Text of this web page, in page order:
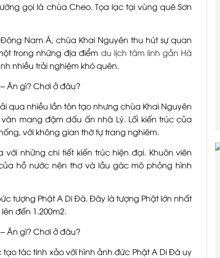
gọi là chùa Cheo. Tọa lạc tại vùng quê Sơn
Nam Á, chùa Khai Nguyên thu hút sự quan
trong những địa điểm du lịch tâm linh gần Hà
nhiều trải nghiệm khó quên.
qua nhiều lần tôn tạo nhưng chùa Khai Nguyên
mang đậm dấu ấn nhà Lý. Lối kiến trúc của
với không gian thờ tự trang nghiêm.
những chi tiết kiến trúc hiện đại. Khuôn viên
hồ nước nên thơ và lầu gác mô phỏng hình
tượng Phật A Di Đà. Đây là tượng Phật lớn nhất
đến 1.200m2.
tác tinh xảo với hình ảnh đức Phật A Di Đà uy